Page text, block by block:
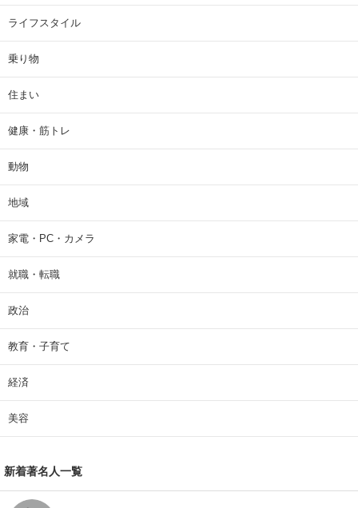
ライフスタイル
乗り物
住まい
健康・筋トレ
動物
地域
家電・PC・カメラ
就職・転職
政治
教育・子育て
経済
美容
新着著名人一覧